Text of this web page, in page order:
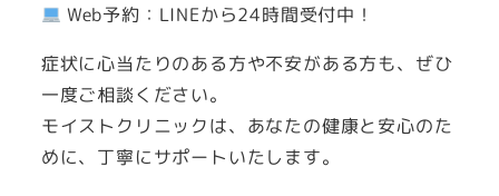
Web予約：LINEから24時間受付中！
症状に心当たりのある方や不安がある方も、ぜひ
一度ご相談ください。
モイストクリニックは、あなたの健康と安心のた
めに、丁寧にサポートいたします。